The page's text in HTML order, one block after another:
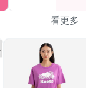
看更多